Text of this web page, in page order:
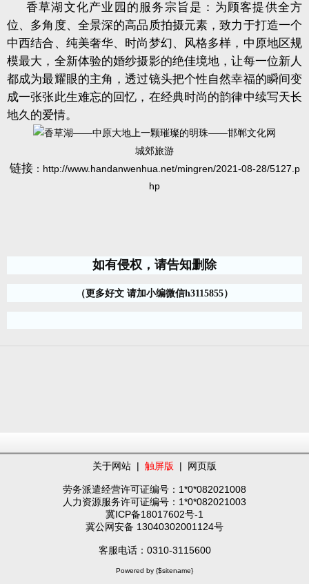
香草湖文化产业园的服务宗旨是：为顾客提供全方
位、多角度、全景深的高品质拍摄元素，致力于打造一个
中西结合、纯美奢华、时尚梦幻、风格多样，中原地区规
模最大，全新体验的婚纱摄影的绝佳境地，让每一位新人
都成为最耀眼的主角，透过镜头把个性自然幸福的瞬间变
成一张张此生难忘的回忆，在经典时尚的韵律中续写天长
地久的爱情。
城郊旅游
链接： http://www.handanwenhua.net/mingren/2021-08-28/5127.p
hp
如有侵权，请告知删除
（更多好文 请加小编微信h3115855）
关于网站 | 触屏版 | 网页版
劳务派遣经营许可证编号：1*0*082021008
人力资源服务许可证编号：1*0*082021003
冀ICP备18017602号-1
冀公网安备 13040302001124号
客服电话：0310-3115600
Powered by {$sitename}